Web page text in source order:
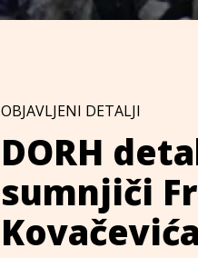
OBJAVLJENI DETALJI
DORH
sumnjiči